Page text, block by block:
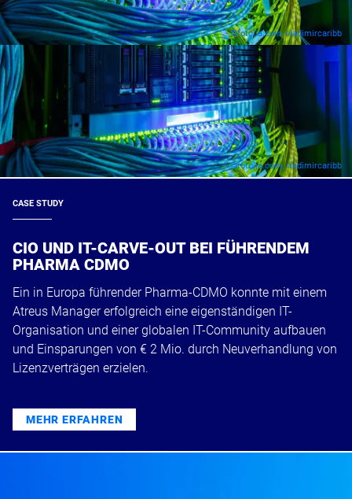
©fotolia.com, vladimircaribb
©fotolia.com, vladimircaribb
CASE STUDY
CIO UND IT-CARVE-OUT BEI FÜHRENDEM
PHARMA CDMO
Ein in Europa führender Pharma-CDMO konnte mit einem
Atreus Manager erfolgreich eine eigenständigen IT-
Organisation und einer globalen IT-Community aufbauen
und Einsparungen von € 2 Mio. durch Neuverhandlung von
Lizenzverträgen erzielen.
MEHR ERFAHREN